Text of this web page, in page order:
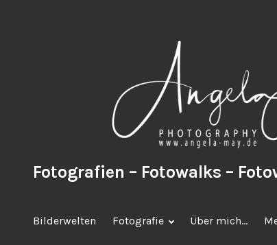
Fotografien – Fotowalks –
Bilderwelten Fotografie Über mich…